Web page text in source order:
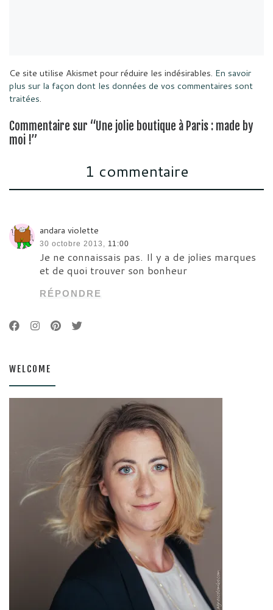
Ce site utilise Akismet pour réduire les indésirables. En savoir
plus sur la façon dont les données de vos commentaires sont
traitées.
Commentaire sur “Une jolie boutique à Paris : made by
moi !”
1 commentaire
andara violette
30 octobre 2013, 11:00
Je ne connaissais pas. Il y a de jolies marques
et de quoi trouver son bonheur
RÉPONDRE
WELCOME